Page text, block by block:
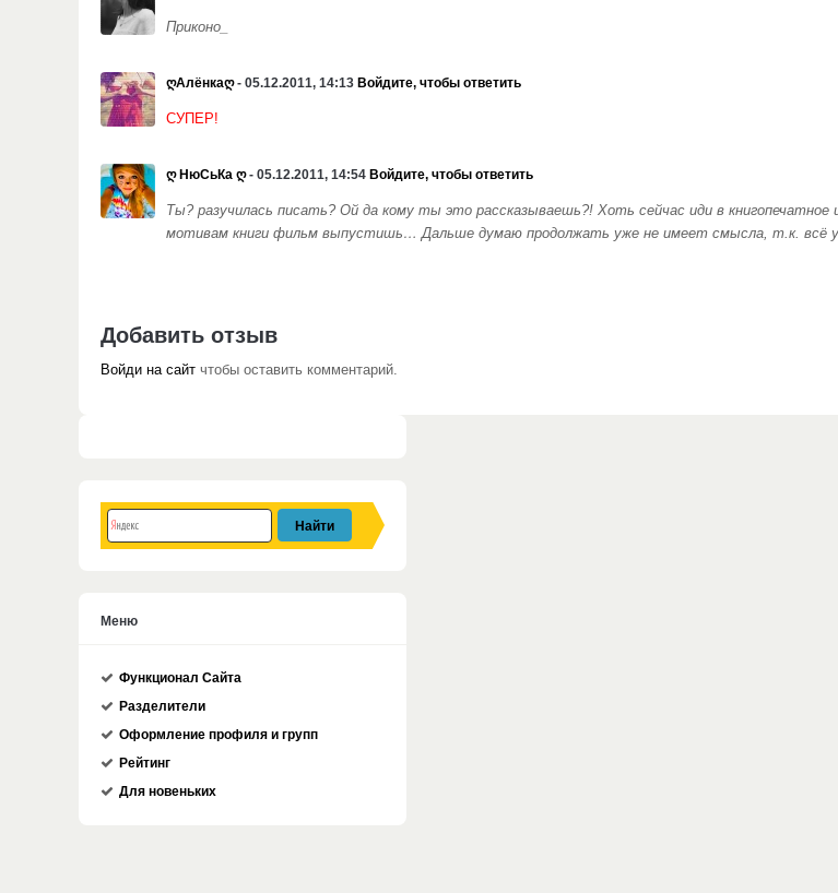
Приконо_
ღАлёнкаღ- 05.12.2011, 14:13 Войдите, чтобы ответить
СУПЕР!
ღ НюСьКа ღ- 05.12.2011, 14:54 Войдите, чтобы ответить
Ты? разучилась писать? Ой да кому ты это рассказываешь?! Хоть сейчас иди в
мотивам книги фильм выпустишь… Дальше думаю продолжать уже не имеет смысла, т.к. всё
Добавить отзыв
Войди на сайт чтобы оставить комментарий.
Меню
Функционал Сайта
Разделители
Оформление профиля и групп
Рейтинг
Для новеньких